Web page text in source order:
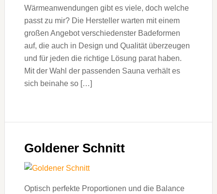
Wärmeanwendungen gibt es viele, doch welche
passt zu mir? Die Hersteller warten mit einem
großen Angebot verschiedenster Badeformen
auf, die auch in Design und Qualität überzeugen
und für jeden die richtige Lösung parat haben.
Mit der Wahl der passenden Sauna verhält es
sich beinahe so […]
Goldener Schnitt
Optisch perfekte Proportionen und die Balance